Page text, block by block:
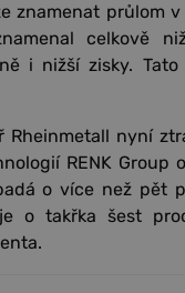
znamenat průlom
celkově
i nižší zisky.
Rheinmetall nyní
RENK Group
o více než pět
o takřka šest